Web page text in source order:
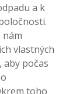
a k
nám
vlastných
aby počas
toho